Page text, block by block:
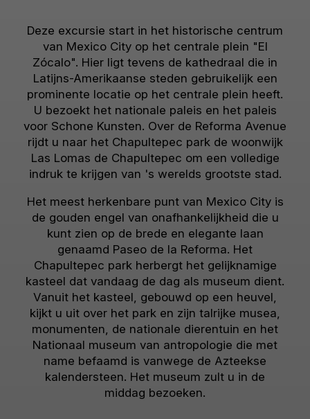
Deze excursie start in het historische centrum
van Mexico City op het centrale plein "El
Zócalo". Hier ligt tevens de kathedraal die in
Latijns-Amerikaanse steden gebruikelijk een
prominente locatie op het centrale plein heeft.
U bezoekt het nationale paleis en het paleis
voor Schone Kunsten. Over de Reforma Avenue
rijdt u naar het Chapultepec park de woonwijk
Las Lomas de Chapultepec om een volledige
indruk te krijgen van 's werelds grootste stad.
Het meest herkenbare punt van Mexico City is
de gouden engel van onafhankelijkheid die u
kunt zien op de brede en elegante laan
genaamd Paseo de la Reforma. Het
Chapultepec park herbergt het gelijknamige
kasteel dat vandaag de dag als museum dient.
Vanuit het kasteel, gebouwd op een heuvel,
kijkt u uit over het park en zijn talrijke musea,
monumenten, de nationale dierentuin en het
Nationaal museum van antropologie die met
name befaamd is vanwege de Azteekse
kalendersteen. Het museum zult u in de
middag bezoeken.